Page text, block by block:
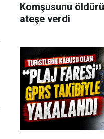
Komşusunu
ateşe verdi